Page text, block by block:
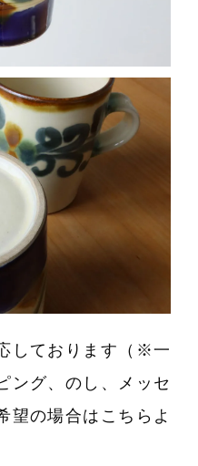
しております（※一
ング、のし、メッセ
望の場合はこちらよ